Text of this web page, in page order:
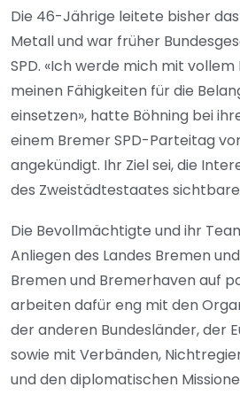
Die 46-Jährige leitete bisher
Metall und war früher
SPD. «Ich werde mich mit
meinen Fähigkeiten für die
einsetzen», hatte Böhning bei
einem Bremer SPD-Parteitag
angekündigt. Ihr Ziel sei, die
des Zweistädtestaates
Die Bevollmächtigte und ihr
Anliegen des Landes Bremen
Bremen und Bremerhaven auf
arbeiten dafür eng mit den
der anderen Bundesländer, der
sowie mit Verbänden,
und den diplomatischen